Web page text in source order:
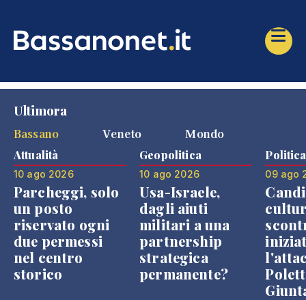
Ultimora
Bassano
Veneto Mondo
Attualità
10 ago 2026
Parcheggi, solo
un posto
riservato ogni
due permessi
nel centro
storico
Geopolitica
10 ago 2026
Usa-Israele,
dagli aiuti
militari a una
partnership
strategica
permanente?
Politica
09 ago